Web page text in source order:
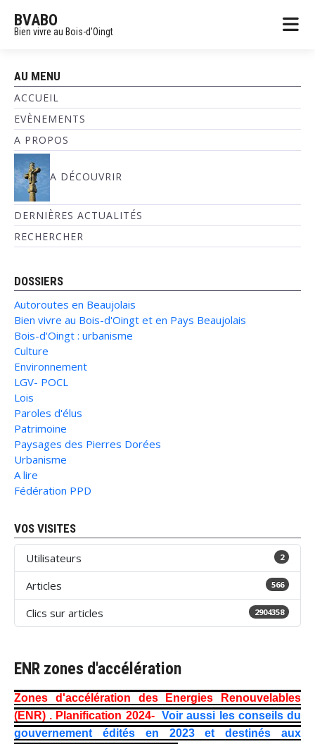
BVABO
Bien vivre au Bois-d'Oingt
AU MENU
ACCUEIL
EVÈNEMENTS
A PROPOS
A DÉCOUVRIR
DERNIÈRES ACTUALITÉS
RECHERCHER
DOSSIERS
Autoroutes en Beaujolais
Bien vivre au Bois-d'Oingt et en Pays Beaujolais
Bois-d'Oingt : urbanisme
Culture
Environnement
LGV- POCL
Lois
Paroles d'élus
Patrimoine
Paysages des Pierres Dorées
Urbanisme
A lire
Fédération PPD
VOS VISITES
Utilisateurs 2
Articles 566
Clics sur articles 2904358
ENR zones d'accélération
Zones d'accélération des Energies Renouvelables
(ENR) . Planification 2024-Voir aussi les conseils du
gouvernement édités en 2023 et destinés aux